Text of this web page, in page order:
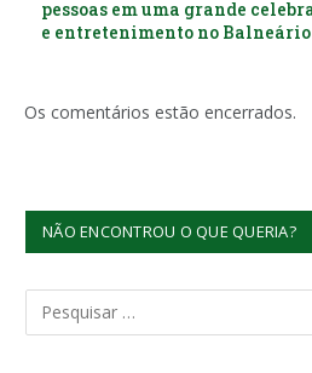
pessoas em uma grande
e entretenimento no Balneário
Os comentários estão encerrados.
NÃO ENCONTROU O QUE QUERIA?